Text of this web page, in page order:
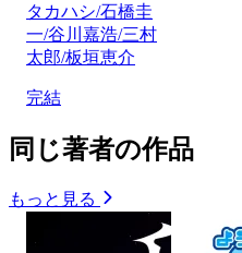
タカハシ/石橋圭
一/谷川嘉浩/三村
太郎/板垣恵介
完結
同じ著者の作品
もっと見る